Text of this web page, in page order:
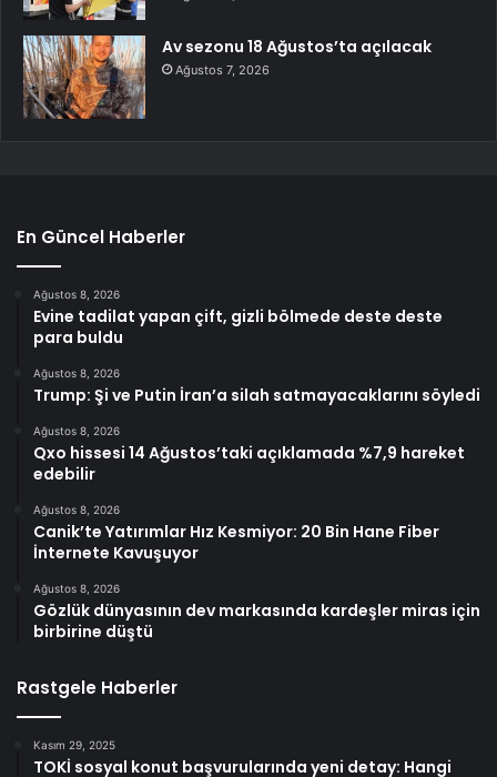
Av sezonu 18 Ağustos’ta açılacak
Ağustos 7, 2026
En Güncel Haberler
Ağustos 8, 2026
Evine tadilat yapan çift, gizli bölmede deste deste
para buldu
Ağustos 8, 2026
Trump: Şi ve Putin İran’a silah satmayacaklarını söyledi
Ağustos 8, 2026
Qxo hissesi 14 Ağustos’taki açıklamada %7,9 hareket
edebilir
Ağustos 8, 2026
Canik’te Yatırımlar Hız Kesmiyor: 20 Bin Hane Fiber
İnternete Kavuşuyor
Ağustos 8, 2026
Gözlük dünyasının dev markasında kardeşler miras için
birbirine düştü
Rastgele Haberler
Kasım 29, 2025
TOKİ sosyal konut başvurularında yeni detay: Hangi